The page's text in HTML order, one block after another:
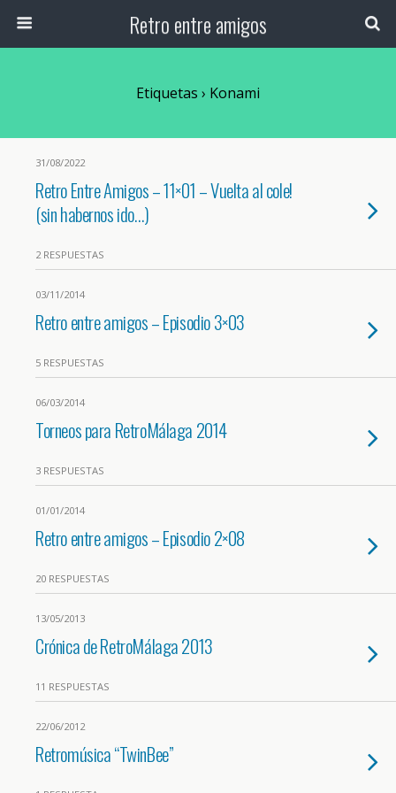
Retro entre amigos
Etiquetas › Konami
31/08/2022
Retro Entre Amigos – 11×01 – Vuelta al cole!
(sin habernos ido…)
2 RESPUESTAS
03/11/2014
Retro entre amigos – Episodio 3×03
5 RESPUESTAS
06/03/2014
Torneos para RetroMálaga 2014
3 RESPUESTAS
01/01/2014
Retro entre amigos – Episodio 2×08
20 RESPUESTAS
13/05/2013
Crónica de RetroMálaga 2013
11 RESPUESTAS
22/06/2012
Retromúsica “TwinBee”